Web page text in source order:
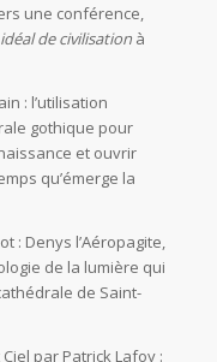
une conférence,
de civilisationà
: l’utilisation
gothique pour
et ouvrir
qu’émerge la
: Denys l’Aéropagite,
de la lumière qui
de Saint-
par Patrick Lafoy :